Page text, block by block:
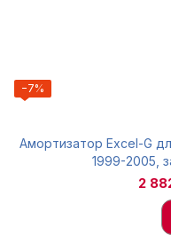
−7%
Амортизатор Excel-G
1999-2005,
2